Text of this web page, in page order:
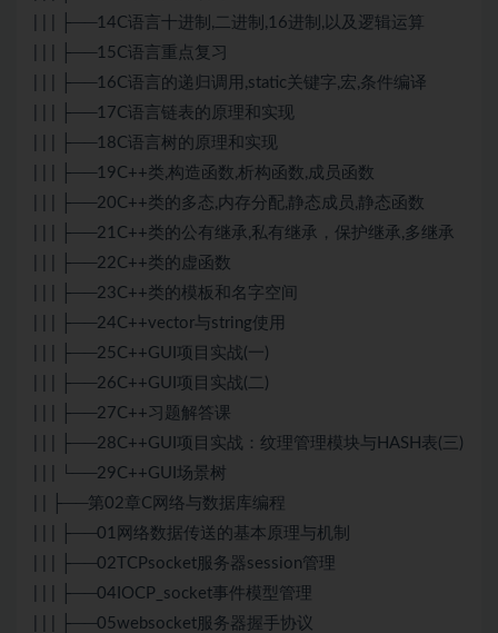
| | | ├──14C语言十进制,二进制,16进制,以及逻辑运算
| | | ├──15C语言重点复习
| | | ├──16C语言的递归调用,static关键字,宏,条件编译
| | | ├──17C语言链表的原理和实现
| | | ├──18C语言树的原理和实现
| | | ├──19C++类,构造函数,析构函数,成员函数
| | | ├──20C++类的多态,内存分配,静态成员,静态函数
| | | ├──21C++类的公有继承,私有继承，保护继承,多继承
| | | ├──22C++类的虚函数
| | | ├──23C++类的模板和名字空间
| | | ├──24C++vector与string使用
| | | ├──25C++GUI项目实战(一)
| | | ├──26C++GUI项目实战(二)
| | | ├──27C++习题解答课
| | | ├──28C++GUI项目实战：纹理管理模块与HASH表(三)
| | | └──29C++GUI场景树
| | ├──第02章C网络与数据库编程
| | | ├──01网络数据传送的基本原理与机制
| | | ├──02TCPsocket服务器session管理
| | | ├──04IOCP_socket事件模型管理
| | | ├──05websocket服务器握手协议